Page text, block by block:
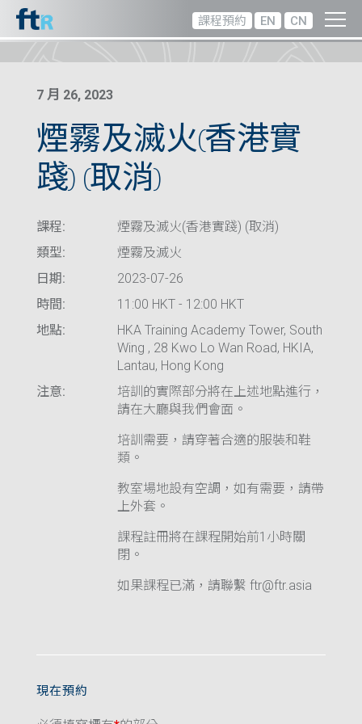
課程預約 EN CN
7 月 26, 2023
煙霧及滅火(香港實
踐) (取消)
課程:
煙霧及滅火(香港實踐) (取消)
類型:
煙霧及滅火
日期:
2023-07-26
時間:
11:00 HKT - 12:00 HKT
地點:
HKA Training Academy Tower, South
Wing , 28 Kwo Lo Wan Road, HKIA,
Lantau, Hong Kong
注意:
培訓的實際部分將在上述地點進行，
請在大廳與我們會面。
培訓需要，請穿著合適的服裝和鞋
類。
教室場地設有空調，如有需要，請帶
上外套。
課程註冊將在課程開始前1小時關
閉。
如果課程已滿，請聯繫 ftr@ftr.asia
現在預約